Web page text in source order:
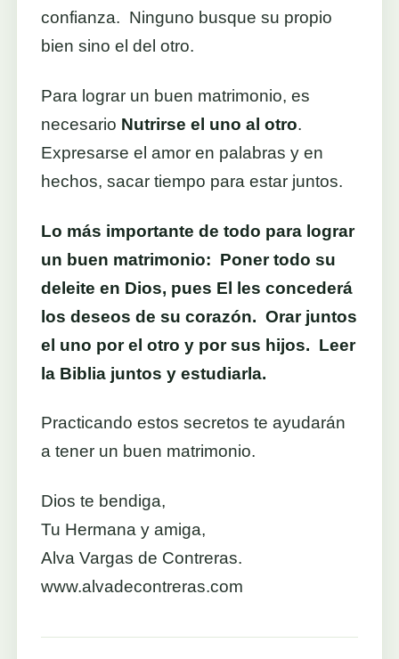
confianza. Ninguno busque su propio
bien sino el del otro.
Para lograr un buen matrimonio, es
necesario Nutrirse el uno al otro.
Expresarse el amor en palabras y en
hechos, sacar tiempo para estar juntos.
Lo más importante de todo para lograr
un buen matrimonio: Poner todo su
deleite en Dios, pues El les concederá
los deseos de su corazón. Orar juntos
el uno por el otro y por sus hijos. Leer
la Biblia juntos y estudiarla.
Practicando estos secretos te ayudarán
a tener un buen matrimonio.
Dios te bendiga,
Tu Hermana y amiga,
Alva Vargas de Contreras.
www.alvadecontreras.com